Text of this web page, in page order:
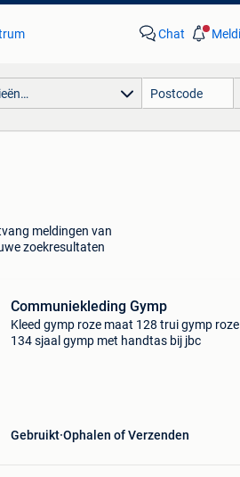
Chat
meldingen van
zoekresultaten
Communiekleding Gymp
Kleed gymp roze maat 128 trui gymp
134 sjaal gymp met handtas bij jbc
Gebruikt Ophalen of Verzenden